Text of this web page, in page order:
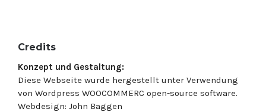
Credits
Konzept und Gestaltung:
Diese Webseite wurde hergestellt unter Verwendung
von Wordpress WOOCOMMERC open-source software.
Webdesign: John Baggen